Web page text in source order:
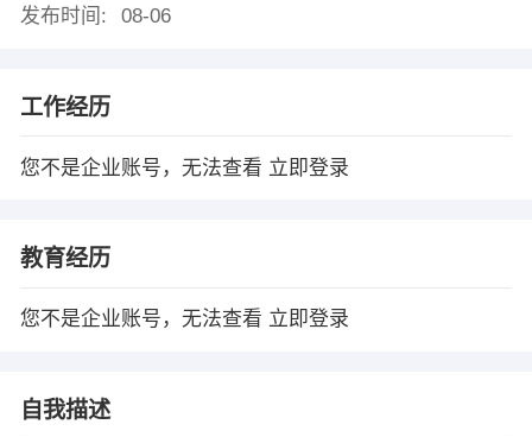
发布时间:
08-06
工作经历
您不是企业账号，无法查看 立即登录
教育经历
您不是企业账号，无法查看 立即登录
自我描述